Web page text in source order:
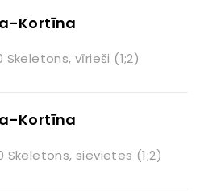
Kortīna
Skeletons, vīrieši (1;2)
Kortīna
Skeletons, sievietes (1;2)